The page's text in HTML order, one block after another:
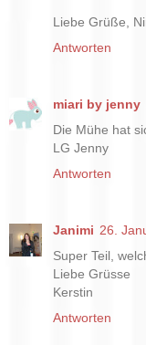
Liebe Grüße,
Antworten
miari by jenny
Die Mühe hat
LG Jenny
Antworten
Janimi 26.
Super Teil,
Liebe Grüsse
Kerstin
Antworten